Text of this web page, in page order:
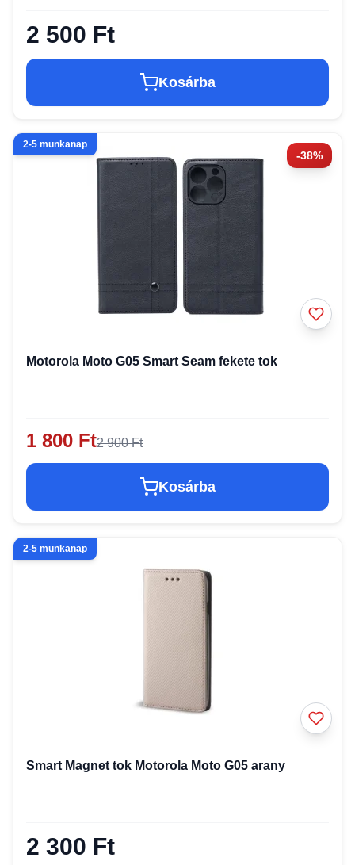
2 500 Ft
Kosárba
-38%
2-5 munkanap
Motorola Moto G05 Smart Seam fekete tok
1 800 Ft2 900 Ft
Kosárba
2-5 munkanap
Smart Magnet tok Motorola Moto G05 arany
2 300 Ft